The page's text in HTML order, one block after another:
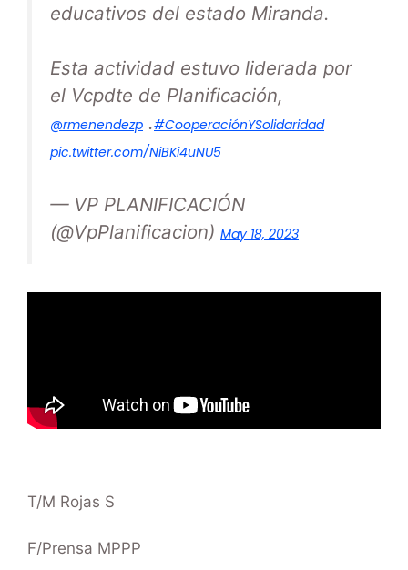
educativos del estado Miranda.
Esta actividad estuvo liderada por
el Vcpdte de Planificación,
@rmenendezp .#CooperaciónYSolidaridad
pic.twitter.com/NiBKi4uNU5
— VP PLANIFICACIÓN
(@VpPlanificacion) May 18, 2023
T/M Rojas S
F/Prensa MPPP